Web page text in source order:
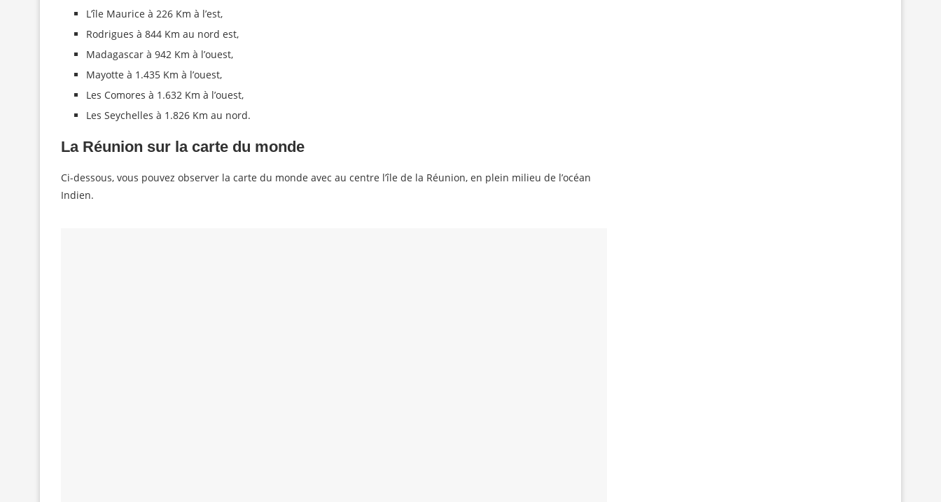
L’île Maurice à 226 Km à l’est,
Rodrigues à 844 Km au nord est,
Madagascar à 942 Km à l’ouest,
Mayotte à 1.435 Km à l’ouest,
Les Comores à 1.632 Km à l’ouest,
Les Seychelles à 1.826 Km au nord.
La Réunion sur la carte du monde
Ci-dessous, vous pouvez observer la carte du monde avec au centre l’île de la Réunion, en plein milieu de l’océan
Indien.